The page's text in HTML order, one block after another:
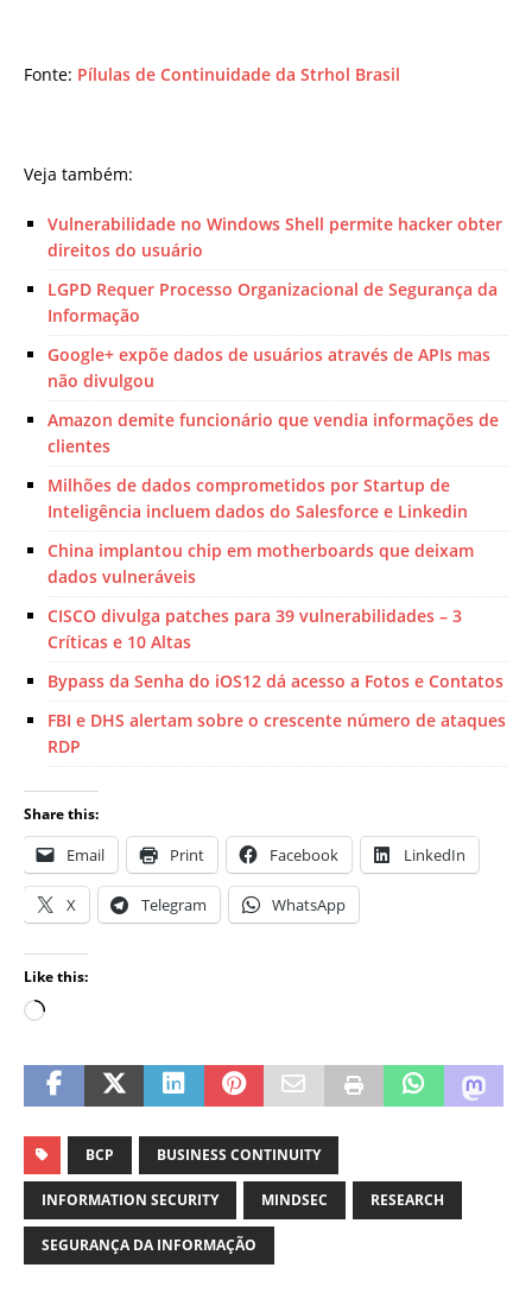
Fonte: Pílulas de Continuidade da Strhol Brasil
Veja também:
Vulnerabilidade no Windows Shell permite hacker obter
direitos do usuário
LGPD Requer Processo Organizacional de Segurança da
Informação
Google+ expõe dados de usuários através de APIs mas
não divulgou
Amazon demite funcionário que vendia informações de
clientes
Milhões de dados comprometidos por Startup de
Inteligência incluem dados do Salesforce e Linkedin
China implantou chip em motherboards que deixam
dados vulneráveis
CISCO divulga patches para 39 vulnerabilidades – 3
Críticas e 10 Altas
Bypass da Senha do iOS12 dá acesso a Fotos e Contatos
FBI e DHS alertam sobre o crescente número de ataques
RDP
Share this:
Email Print Facebook LinkedIn
X Telegram WhatsApp
Like this:
BCP BUSINESS CONTINUITY
INFORMATION SECURITY MINDSEC RESEARCH
SEGURANÇA DA INFORMAÇÃO